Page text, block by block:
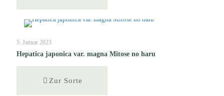
5. Januar 2023
Hepatica japonica var. magna Mitose no haru
Zur Sorte